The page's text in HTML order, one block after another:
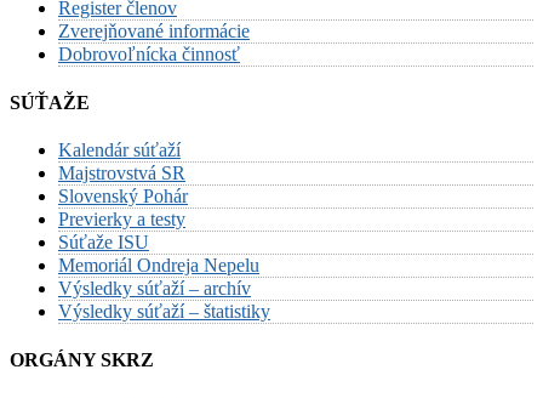
Register členov
Zverejňované informácie
Dobrovoľnícka činnosť
SÚŤAŽE
Kalendár súťaží
Majstrovstvá SR
Slovenský Pohár
Previerky a testy
Súťaže ISU
Memoriál Ondreja Nepelu
Výsledky súťaží – archív
Výsledky súťaží – štatistiky
ORGÁNY SKRZ